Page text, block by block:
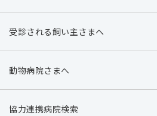
受診される飼い主さまへ
動物病院さまへ
協力連携病院検索